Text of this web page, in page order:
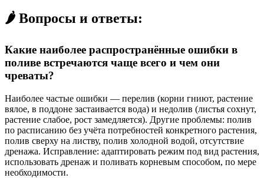
🌶️ Вопросы и ответы:
Какие наиболее распространённые ошибки в
поливе встречаются чаще всего и чем они
чреваты?
Наиболее частые ошибки — перелив (корни гниют, растение
вялое, в поддоне застаивается вода) и недолив (листья сохнут,
растение слабое, рост замедляется). Другие проблемы: полив
по расписанию без учёта потребностей конкретного растения,
полив сверху на листву, полив холодной водой, отсутствие
дренажа. Исправление: адаптировать режим под вид растения,
использовать дренаж и поливать корневым способом, по мере
необходимости.